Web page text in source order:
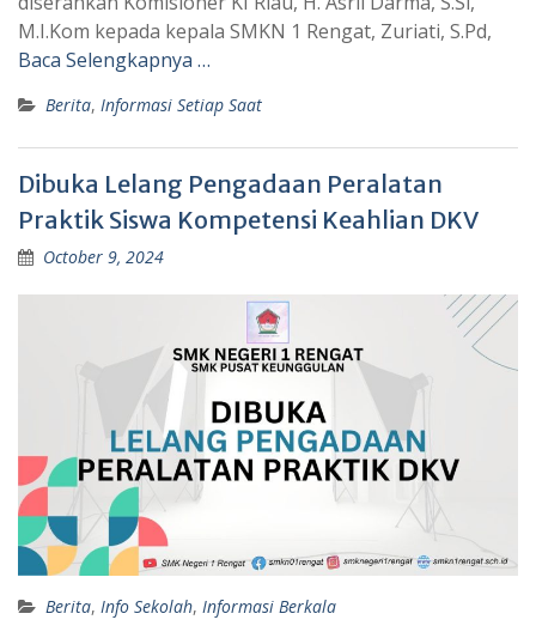
M.I.Kom kepada kepala SMKN 1 Rengat, Zuriati, S.Pd,
Baca Selengkapnya …
Berita, Informasi Setiap Saat
Dibuka Lelang Pengadaan Peralatan
Praktik Siswa Kompetensi Keahlian DKV
October 9, 2024
Berita, Info Sekolah, Informasi Berkala